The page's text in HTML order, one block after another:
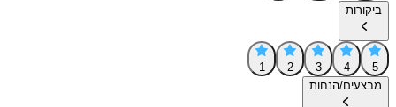
ביקורות
5
4
3
2
1
מבצעים/הנחות